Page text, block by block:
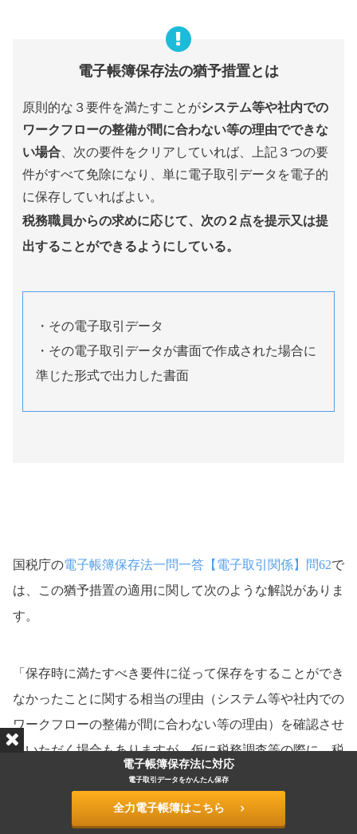
電子帳簿保存法の猶予措置とは
原則的な３要件を満たすことがシステム等や社内での
ワークフローの整備が間に合わない等の理由でできな
い場合 、次の要件をクリアしていれば、上記３つの要
件がすべて免除になり、単に電子取引データを電子的
に保存していればよい。
税務職員からの求めに応じて、 次の２点を提示又は提
出することができるようにしている。
・その電子取引データ
・その電子取引データが書面で作成された場合に
準じた形式で出力した書面
国税庁の電子帳簿保存法一問一答【電子取引関係】問62で
は、この猶予措置の適用に関して次のような解説がありま
す。
「保存時に満たすべき要件に従って保存をすることができ
なかったことに関する相当の理由（システム等や社内での
ワークフローの整備が間に合わない等の理由）を確認させ
ていただく場合もありますが、仮に税務調査等の際に、税
務職員から確認等があった場合には、各事業者における対
応状況や今後の見通しなどを具体的にご説明いただければ
差し支えありません。」
電子帳簿保存法に対応
電子取引データをかんたん保存
全力電子帳簿はこちら